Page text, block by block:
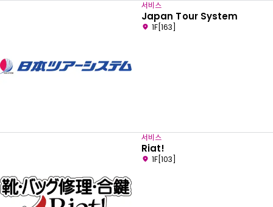
서비스
Japan Tour System
1F[163]
서비스
Riat!
1F[103]